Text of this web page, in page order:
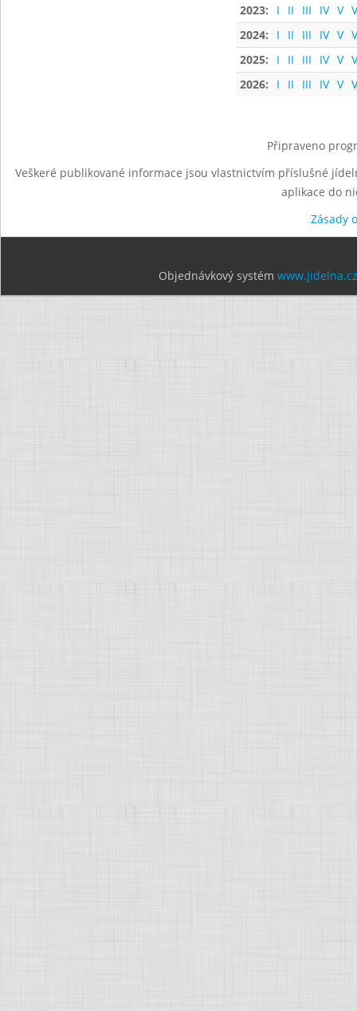
2023:
I II III IV V
2024:
I II III IV V
2025:
I II III IV V
2026:
I II III IV V
Připraveno
Veškeré publikované informace jsou vlastnictvím příslušné
aplikace do
Zásady
Objednávkový systém www.jidelna.cz